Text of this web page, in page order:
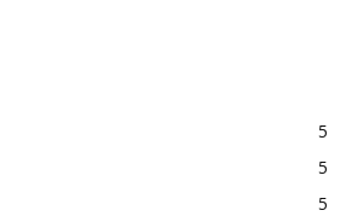
5
5
5